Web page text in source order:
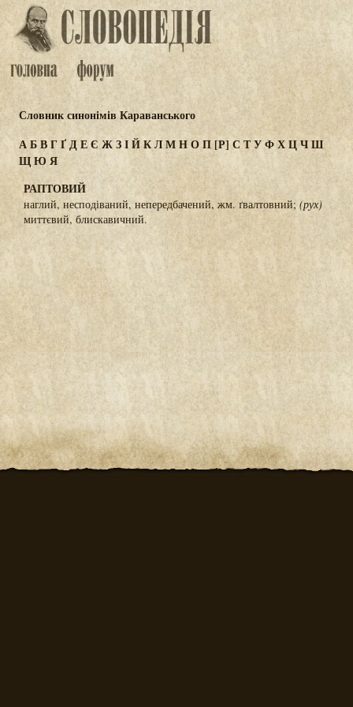
Словник синонімів Караванського
АБВГҐДЕЄ ЖЗІЙКЛМНОП[Р] С ТУФХЦЧШ
ЩЮ Я
РАПТОВИЙ
наглий, несподіваний, непередбачений, жм. ґвалтовний; (рух)
миттєвий, блискавичний.